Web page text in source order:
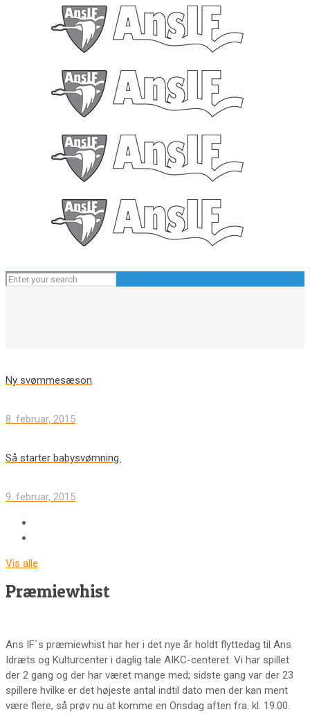
Ny svømmesæson
8. februar, 2015
Så starter babysvømning.
9. februar, 2015
Vis alle
Præmiewhist
Ans IF`s præmiewhist har her i det nye år holdt flyttedag til Ans
Idræts og Kulturcenter i daglig tale AIKC-centeret. Vi har spillet
der 2 gang og der har været mange med; sidste gang var der 23
spillere hvilke er det højeste antal indtil dato men der kan ment
være flere, så prøv nu at komme en Onsdag aften fra. kl. 19.00.